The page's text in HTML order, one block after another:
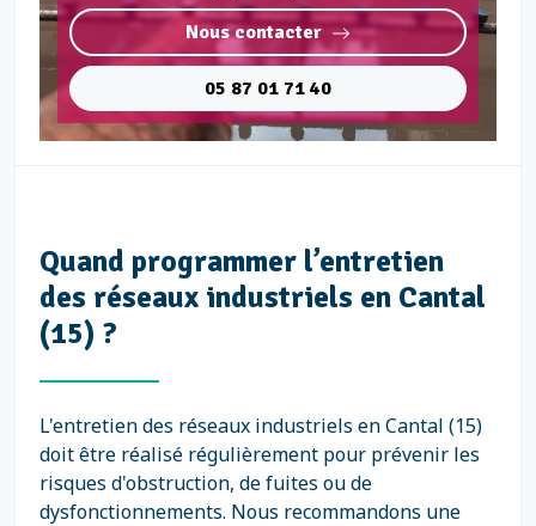
Nous contacter
05 87 01 71 40
Quand programmer l’entretien
des réseaux industriels en Cantal
(15) ?
L'entretien des réseaux industriels en Cantal (15)
doit être réalisé régulièrement pour prévenir les
risques d'obstruction, de fuites ou de
dysfonctionnements. Nous recommandons une